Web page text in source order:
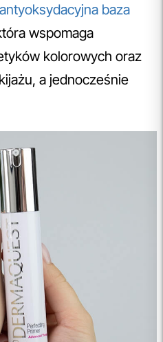
baza
wspomaga
kolorowych oraz
a jednocześnie